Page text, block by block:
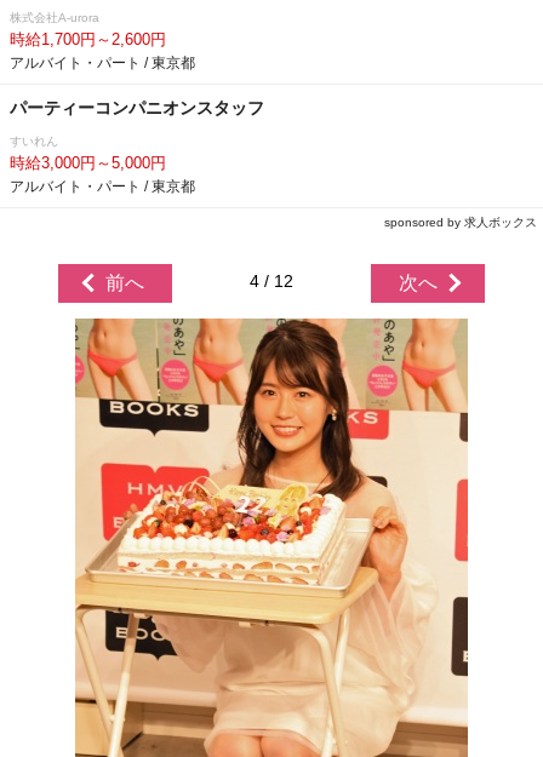
株式会社A-urora
時給1,700円～2,600円
アルバイト・パート / 東京都
パーティーコンパニオンスタッフ
すいれん
時給3,000円～5,000円
アルバイト・パート / 東京都
sponsored by 求人ボックス
前へ 4 / 12 次へ